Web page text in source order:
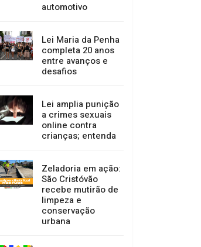
automotivo
Lei Maria da Penha
completa 20 anos
entre avanços e
desafios
Lei amplia punição
a crimes sexuais
online contra
crianças; entenda
Zeladoria em ação:
São Cristóvão
recebe mutirão de
limpeza e
conservação
urbana